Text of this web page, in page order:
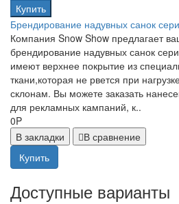
Купить
Брендирование надувных санок
Компания Snow Show предлагает
брендирование надувных санок
имеют верхнее покрытие из
ткани,которая не рвется при
склонам. Вы можете заказать
для рекламных кампаний, к..
0P
В закладки
В сравнение
Купить
Доступные варианты